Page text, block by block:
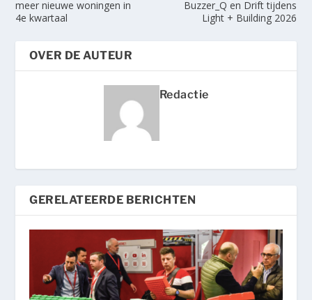
meer nieuwe woningen in
4e kwartaal
Buzzer_Q en Drift tijdens
Light + Building 2026
OVER DE AUTEUR
Redactie
GERELATEERDE BERICHTEN